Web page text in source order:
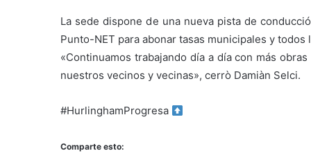
La sede dispone de una nueva pista de
Punto-NET para abonar tasas municipales y
«Continuamos trabajando día a día con más
nuestros vecinos y vecinas», cerrò Damiàn Selci.
#HurlinghamProgresa
Comparte esto: